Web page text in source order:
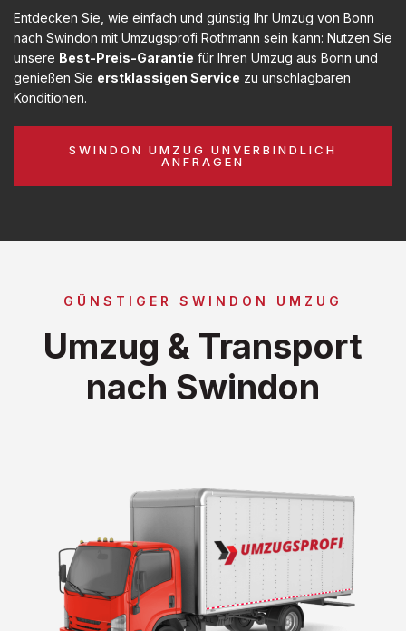
Entdecken Sie, wie einfach und günstig Ihr Umzug von Bonn
nach Swindon mit Umzugsprofi Rothmann sein kann: Nutzen Sie
unsere Best-Preis-Garantie für Ihren Umzug aus Bonn und
genießen Sie erstklassigen Service zu unschlagbaren
Konditionen.
SWINDON UMZUG UNVERBINDLICH
ANFRAGEN
GÜNSTIGER SWINDON UMZUG
Umzug & Transport
nach Swindon